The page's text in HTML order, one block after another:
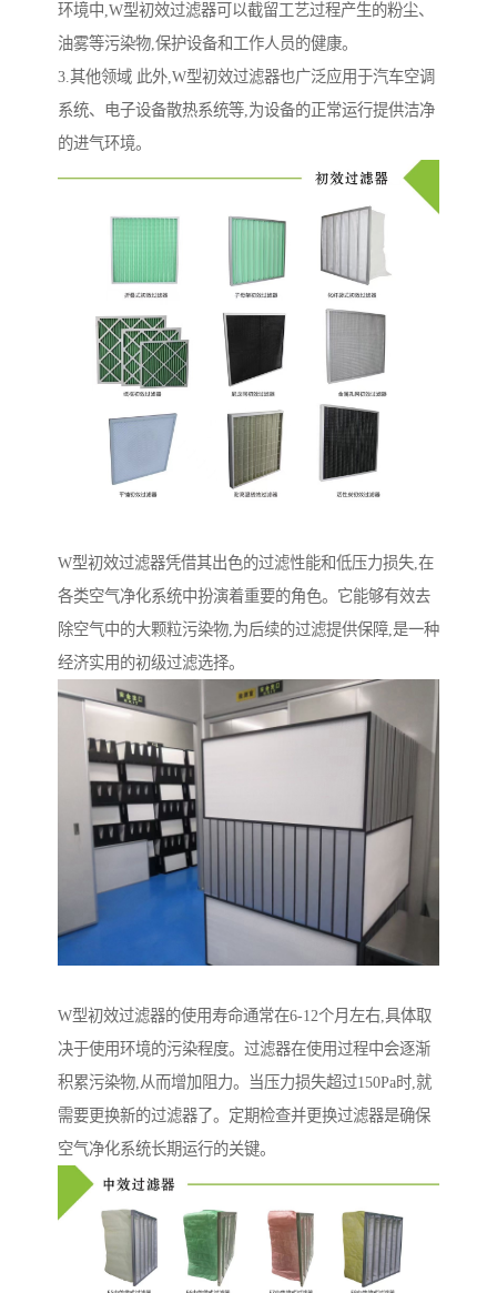
环境中,W型初效过滤器可以截留工艺过程产生的粉尘、
油雾等污染物,保护设备和工作人员的健康。
3.其他领域 此外,W型初效过滤器也广泛应用于汽车空调
系统、电子设备散热系统等,为设备的正常运行提供洁净
的进气环境。
W型初效过滤器凭借其出色的过滤性能和低压力损失,在
各类空气净化系统中扮演着重要的角色。它能够有效去
除空气中的大颗粒污染物,为后续的过滤提供保障,是一种
经济实用的初级过滤选择。
W型初效过滤器的使用寿命通常在6-12个月左右,具体取
决于使用环境的污染程度。过滤器在使用过程中会逐渐
积累污染物,从而增加阻力。当压力损失超过150Pa时,就
需要更换新的过滤器了。定期检查并更换过滤器是确保
空气净化系统长期运行的关键。